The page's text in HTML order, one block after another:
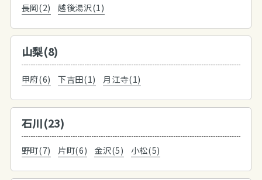
長岡(2)
越後湯沢(1)
山梨(8)
甲府(6) 下吉田(1) 月江寺(1)
石川(23)
野町(7) 片町(6) 金沢(5) 小松(5)